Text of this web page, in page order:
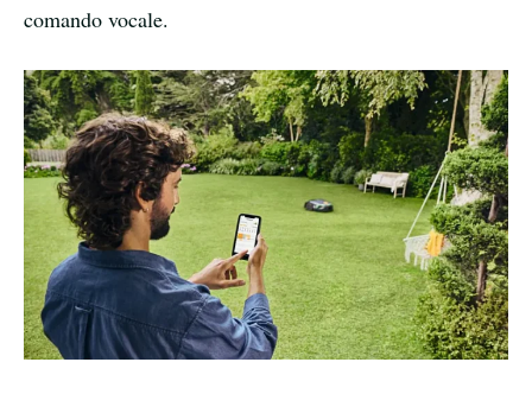
comando vocale.